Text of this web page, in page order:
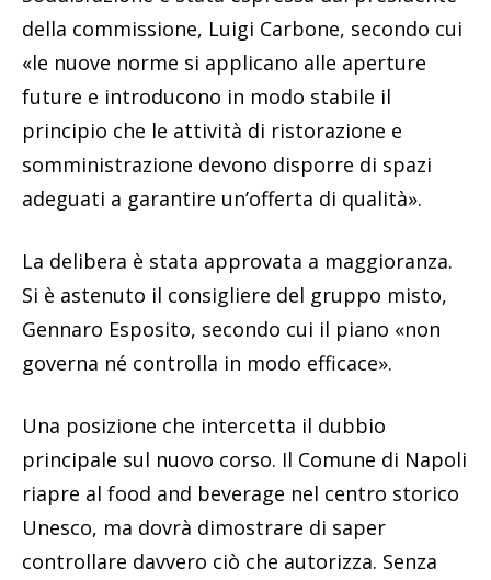
della commissione, Luigi Carbone, secondo cui
«le nuove norme si applicano alle aperture
future e introducono in modo stabile il
principio che le attività di ristorazione e
somministrazione devono disporre di spazi
adeguati a garantire un’offerta di qualità».
La delibera è stata approvata a maggioranza.
Si è astenuto il consigliere del gruppo misto,
Gennaro Esposito, secondo cui il piano «non
governa né controlla in modo efficace».
Una posizione che intercetta il dubbio
principale sul nuovo corso. Il Comune di Napoli
riapre al food and beverage nel centro storico
Unesco, ma dovrà dimostrare di saper
controllare davvero ciò che autorizza. Senza